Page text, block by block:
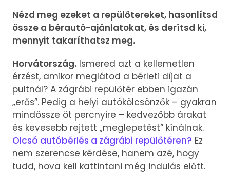
Nézd meg ezeket a repülőtereket, hasonlítsd
össze a bérautó-ajánlatokat, és derítsd ki,
mennyit takaríthatsz meg.
Horvátország. Ismered azt a kellemetlen
érzést, amikor meglátod a bérleti díjat a
pultnál? A zágrábi repülőtér ebben igazán
„erős”. Pedig a helyi autókölcsönzők – gyakran
mindössze öt percnyire – kedvezőbb árakat
és kevesebb rejtett „meglepetést” kínálnak.
Olcsó autóbérlés a zágrábi repülőtéren? Ez
nem szerencse kérdése, hanem azé, hogy
tudd, hova kell kattintani még indulás előtt.